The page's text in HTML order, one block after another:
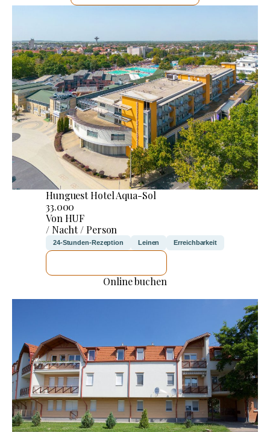
Hunguest Hotel Aqua-Sol
33.000
Von HUF
/ Nacht / Person
24-Stunden-Rezeption Leinen Erreichbarkeit
Online buchen